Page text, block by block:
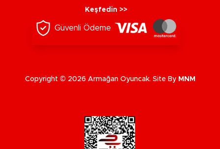
Keşfedin >>
Güvenli Ödeme
Copyright © 2026 Armağan Oyuncak. Site By MNM